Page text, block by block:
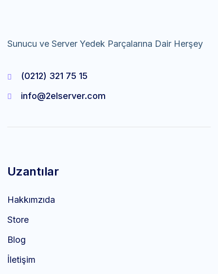
Sunucu ve Server Yedek Parçalarına Dair Herşey
(0212) 321 75 15
info@2elserver.com
Uzantılar
Hakkımzıda
Store
Blog
İletişim